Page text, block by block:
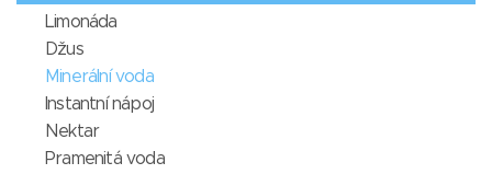
Limonáda
Džus
Minerální voda
Instantní nápoj
Nektar
Pramenitá voda